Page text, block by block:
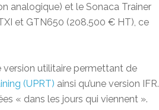
analogique) et le Sonaca Trainer
et GTN650 (208.500 € HT), ce
version utilitaire permettant de
(UPRT) ainsi qu’une version IFR.
« dans les jours qui viennent ».